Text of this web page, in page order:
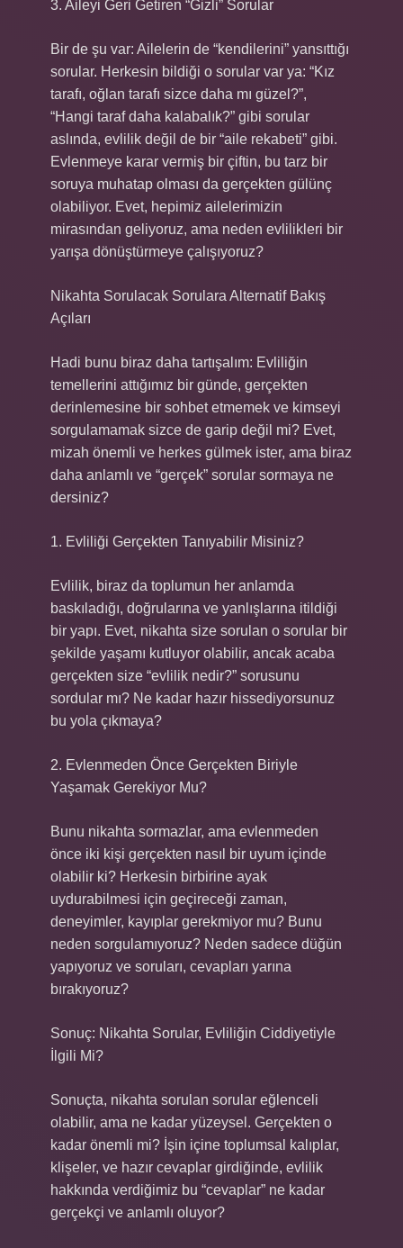
3. Aileyi Geri Getiren “Gizli” Sorular
Bir de şu var: Ailelerin de “kendilerini” yansıttığı
sorular. Herkesin bildiği o sorular var ya: “Kız
tarafı, oğlan tarafı sizce daha mı güzel?”,
“Hangi taraf daha kalabalık?” gibi sorular
aslında, evlilik değil de bir “aile rekabeti” gibi.
Evlenmeye karar vermiş bir çiftin, bu tarz bir
soruya muhatap olması da gerçekten gülünç
olabiliyor. Evet, hepimiz ailelerimizin
mirasından geliyoruz, ama neden evlilikleri bir
yarışa dönüştürmeye çalışıyoruz?
Nikahta Sorulacak Sorulara Alternatif Bakış
Açıları
Hadi bunu biraz daha tartışalım: Evliliğin
temellerini attığımız bir günde, gerçekten
derinlemesine bir sohbet etmemek ve kimseyi
sorgulamamak sizce de garip değil mi? Evet,
mizah önemli ve herkes gülmek ister, ama biraz
daha anlamlı ve “gerçek” sorular sormaya ne
dersiniz?
1. Evliliği Gerçekten Tanıyabilir Misiniz?
Evlilik, biraz da toplumun her anlamda
baskıladığı, doğrularına ve yanlışlarına itildiği
bir yapı. Evet, nikahta size sorulan o sorular bir
şekilde yaşamı kutluyor olabilir, ancak acaba
gerçekten size “evlilik nedir?” sorusunu
sordular mı? Ne kadar hazır hissediyorsunuz
bu yola çıkmaya?
2. Evlenmeden Önce Gerçekten Biriyle
Yaşamak Gerekiyor Mu?
Bunu nikahta sormazlar, ama evlenmeden
önce iki kişi gerçekten nasıl bir uyum içinde
olabilir ki? Herkesin birbirine ayak
uydurabilmesi için geçireceği zaman,
deneyimler, kayıplar gerekmiyor mu? Bunu
neden sorgulamıyoruz? Neden sadece düğün
yapıyoruz ve soruları, cevapları yarına
bırakıyoruz?
Sonuç: Nikahta Sorular, Evliliğin Ciddiyetiyle
İlgili Mi?
Sonuçta, nikahta sorulan sorular eğlenceli
olabilir, ama ne kadar yüzeysel. Gerçekten o
kadar önemli mi? İşin içine toplumsal kalıplar,
klişeler, ve hazır cevaplar girdiğinde, evlilik
hakkında verdiğimiz bu “cevaplar” ne kadar
gerçekçi ve anlamlı oluyor?